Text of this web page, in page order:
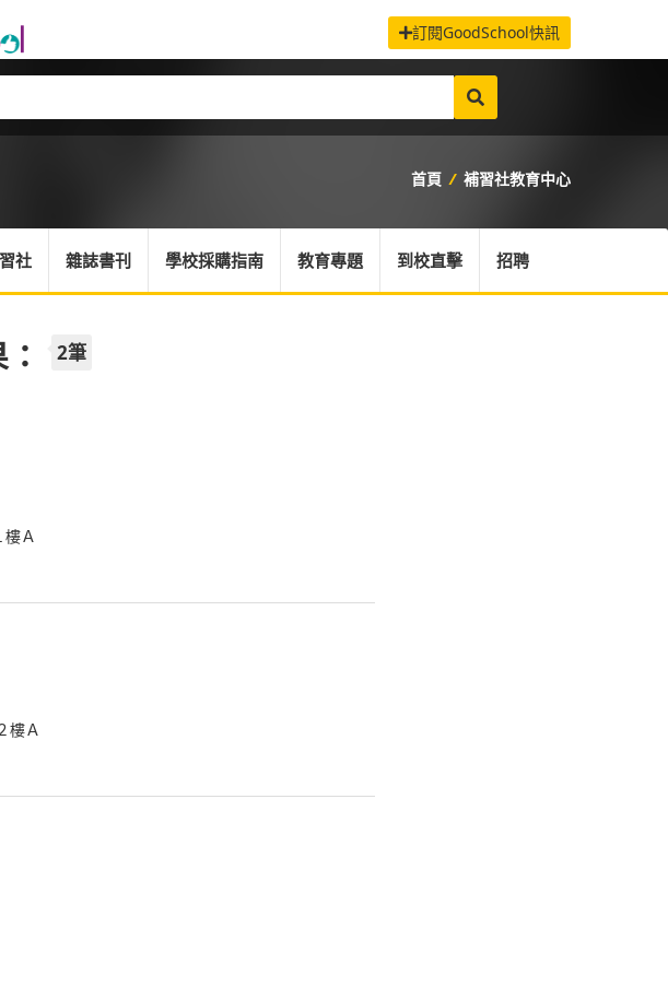
訂閱GoodSchool快訊
首頁 / 補習社教育中心
社 雜誌書刊 學校採購指南 教育專題 到校直擊 招聘
2筆
Ａ
樓Ａ